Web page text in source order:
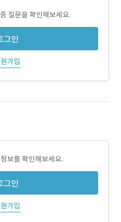
질문을 확인해보세요.
그인
가입
보를 확인해보세요.
그인
가입